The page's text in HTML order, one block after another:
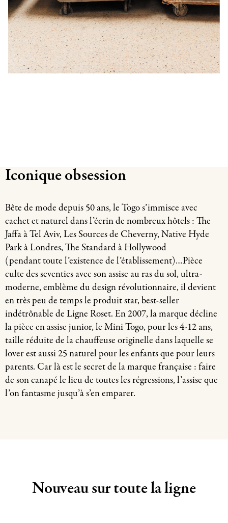
Iconique obsession
Bête de mode depuis 50 ans, le Togo s’immisce avec
cachet et naturel dans l’écrin de nombreux hôtels : The
Jaffa à Tel Aviv, Les Sources de Cheverny, Native Hyde
Park à Londres, The Standard à Hollywood
(pendant toute l’existence de l’établissement)…Pièce
culte des seventies avec son assise au ras du sol, ultra-
moderne, emblème du design révolutionnaire, il devient
en très peu de temps le produit star, best-seller
indétrônable de Ligne Roset. En 2007, la marque décline
la pièce en assise junior, le Mini Togo, pour les 4-12 ans,
taille réduite de la chauffeuse originelle dans laquelle se
lover est aussi 25 naturel pour les enfants que pour leurs
parents. Car là est le secret de la marque française : faire
de son canapé le lieu de toutes les régressions, l’assise que
l’on fantasme jusqu’à s’en emparer.
Nouveau sur toute la ligne